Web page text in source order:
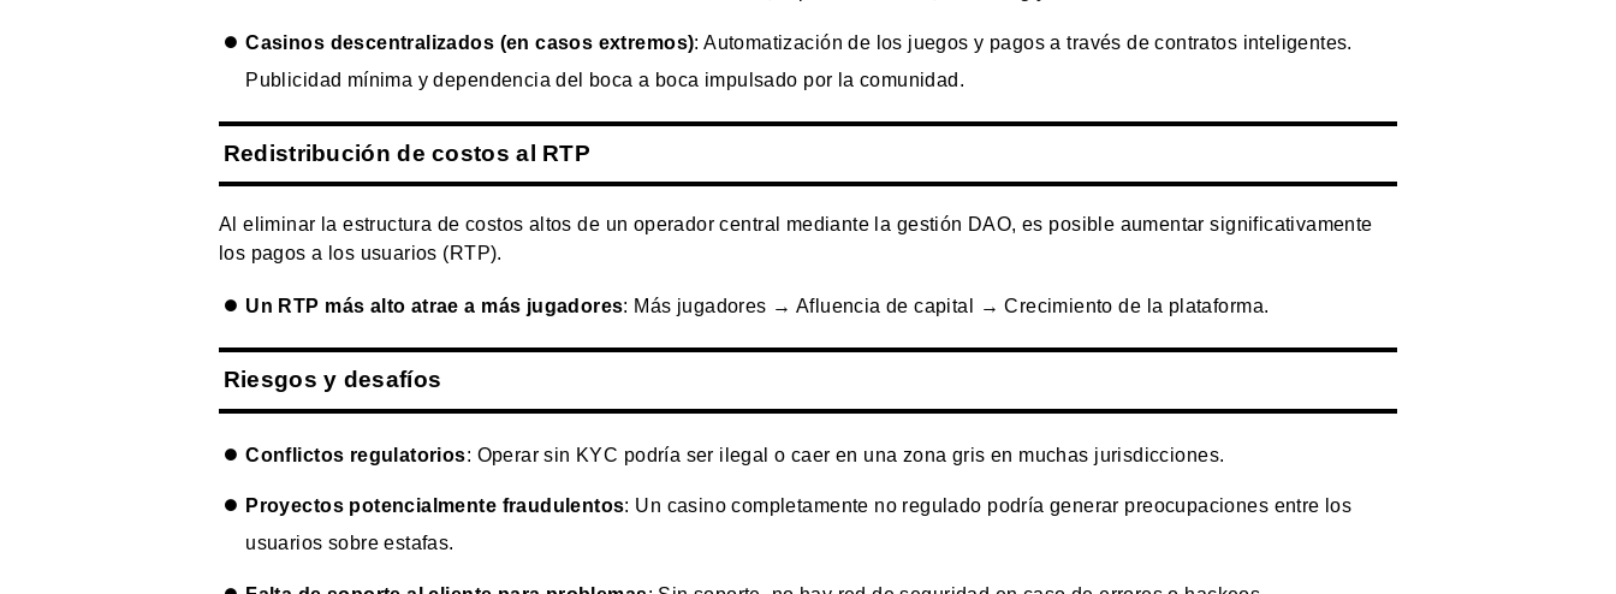
Casinos descentralizados (en casos extremos): Automatización de los juegos y pagos a través de contratos inteligentes.
Publicidad mínima y dependencia del boca a boca impulsado por la comunidad.
Redistribución de costos al RTP
Al eliminar la estructura de costos altos de un operador central mediante la gestión DAO, es posible aumentar significativamente
los pagos a los usuarios (RTP).
Un RTP más alto atrae a más jugadores: Más jugadores → Afluencia de capital → Crecimiento de la plataforma.
Riesgos y desafíos
Conflictos regulatorios: Operar sin KYC podría ser ilegal o caer en una zona gris en muchas jurisdicciones.
Proyectos potencialmente fraudulentos: Un casino completamente no regulado podría generar preocupaciones entre los
usuarios sobre estafas.